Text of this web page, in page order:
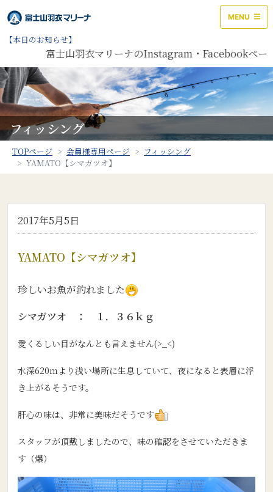
MENU
【本日のお知らせ】
富士山羽衣マリーナのInstagram・Facebookページ
フィッシング
TOPページ 会員様専用ページ
フィッシング
YAMATO【シマガツオ】
2017年5月5日
YAMATO【シマガツオ】
珍しいお魚が釣れました
シマガツオ ： １．３６ｋｇ
愛くるしい目がなんとも言えません(>_<)
水深620ｍより浅い場所に生息していて、夜になると表層に浮
き上がるそうです。
肝心の味は、非常に美味だそうです
スタッフが頂戴しましたので、味の確認をさせていただきま
す（爆）